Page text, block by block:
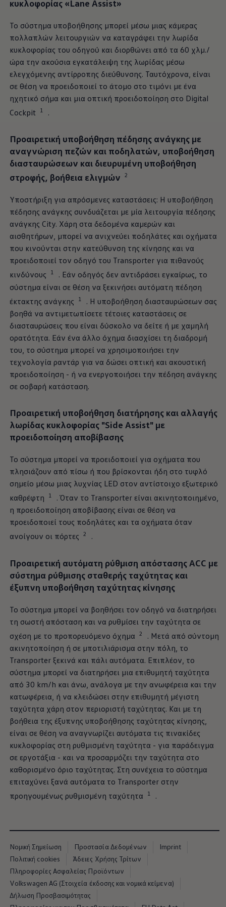
κυκλοφορίας«Lane Assist»
Το σύστημα υποβοήθησης μπορεί μέσω μιας κάμερας
πολλαπλών λειτουργιών να καταγράφει την λωρίδα
κυκλοφορίας του οδηγού και διορθώνει από τα 60 χλμ./
ώρα την ακούσια εγκατάλειψη της λωρίδας μέσω
ελεγχόμενης αντίρροπης διεύθυνσης. Ταυτόχρονα, είναι
σε θέση να προειδοποιεί το άτομο στο τιμόνι με ένα
ηχητικό σήμα και μια οπτική προειδοποίηση στο Digital
Cockpit
1 .
Προαιρετική υποβοήθηση πέδησης ανάγκης με
αναγνώριση πεζών και ποδηλατών, υποβοήθηση
διασταυρώσεων και διευρυμένη υποβοήθηση
στροφής, βοήθεια ελιγμών
2
Υποστήριξη για απρόσμενες καταστάσεις: Η υποβοήθηση
πέδησης ανάγκης συνδυάζεται με μία λειτουργία πέδησης
ανάγκης City. Χάρη στα δεδομένα καμερών και
αισθητήρων, μπορεί να ανιχνεύει ποδηλάτες και οχήματα
που κινούνται στην κατεύθυνση της κίνησης και να
προειδοποιεί τον οδηγό του Transporter για πιθανούς
κινδύνους
1
. Εάν οδηγός δεν αντιδράσει εγκαίρως, το
σύστημα είναι σε θέση να ξεκινήσει αυτόματη πέδηση
έκτακτης ανάγκης
1
. Η υποβοήθηση διασταυρώσεων σας
βοηθά να αντιμετωπίσετε τέτοιες καταστάσεις σε
διασταυρώσεις που είναι δύσκολο να δείτε ή με χαμηλή
ορατότητα. Εάν ένα άλλο όχημα διασχίσει τη διαδρομή
του, το σύστημα μπορεί να χρησιμοποιήσει την
τεχνολογία ραντάρ για να δώσει οπτική και ακουστική
προειδοποίηση - ή να ενεργοποιήσει την πέδηση ανάγκης
σε σοβαρή κατάσταση.
Προαιρετική υποβοήθηση διατήρησης και αλλαγής
λωρίδας κυκλοφορίας"Side Assist" με
προειδοποίηση αποβίβασης
Το σύστημα μπορεί να προειδοποιεί για οχήματα που
πλησιάζουν από πίσω ή που βρίσκονται ήδη στο τυφλό
σημείο μέσω μιας λυχνίας LED στον αντίστοιχο εξωτερικό
καθρέφτη
1
. Όταν το Transporter είναι ακινητοποιημένο,
η προειδοποίηση αποβίβασης είναι σε θέση να
προειδοποιεί τους ποδηλάτες και τα οχήματα όταν
ανοίγουν οι πόρτες
2 .
Προαιρετική αυτόματη ρύθμιση απόστασης ACC με
σύστημα ρύθμισης σταθερής ταχύτητας και
έξυπνη υποβοήθηση ταχύτητας κίνησης
Το σύστημα μπορεί να βοηθήσει τον οδηγό να διατηρήσει
τη σωστή απόσταση και να ρυθμίσει την ταχύτητα σε
σχέση με το προπορευόμενο όχημα
2
. Μετά από σύντομη
ακινητοποίηση ή σε μποτιλιάρισμα στην πόλη, το
Transporter ξεκινά και πάλι αυτόματα. Επιπλέον, το
σύστημα μπορεί να διατηρήσει μια επιθυμητή ταχύτητα
από 30 km/h και άνω, ανάλογα με την ανωφέρεια και την
κατωφέρεια, ή να κλειδώσει στην επιθυμητή μέγιστη
ταχύτητα χάρη στον περιοριστή ταχύτητας. Και με τη
βοήθεια της έξυπνης υποβοήθησης ταχύτητας κίνησης,
είναι σε θέση να αναγνωρίζει αυτόματα τις πινακίδες
κυκλοφορίας στη ρυθμισμένη ταχύτητα - για παράδειγμα
σε εργοτάξια - και να προσαρμόζει την ταχύτητα στο
καθορισμένο όριο ταχύτητας. Στη συνέχεια το σύστημα
επιταχύνει ξανά αυτόματα το Transporter στην
προηγουμένως ρυθμισμένη ταχύτητα
1 .
Νομική Σημείωση Προστασία Δεδομένων
Imprint
Πολιτική cookies
Άδειες Χρήσης Τρίτων
Πληροφορίες Ασφαλείας Προϊόντων
Volkswagen AG (Στοιχεία έκδοσης και νομικά κείμενα)
Δήλωση Προσβασιμότητας